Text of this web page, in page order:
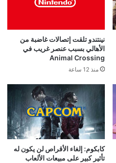
نينتندو تلقت إتصالات غاضبة من
الأهالي بسبب عنصر غريب في
Animal Crossing
منذ 12 ساعة
كابكوم: إلغاء الأقراص لن يكون له
تأثير كبير على مبيعات الألعاب